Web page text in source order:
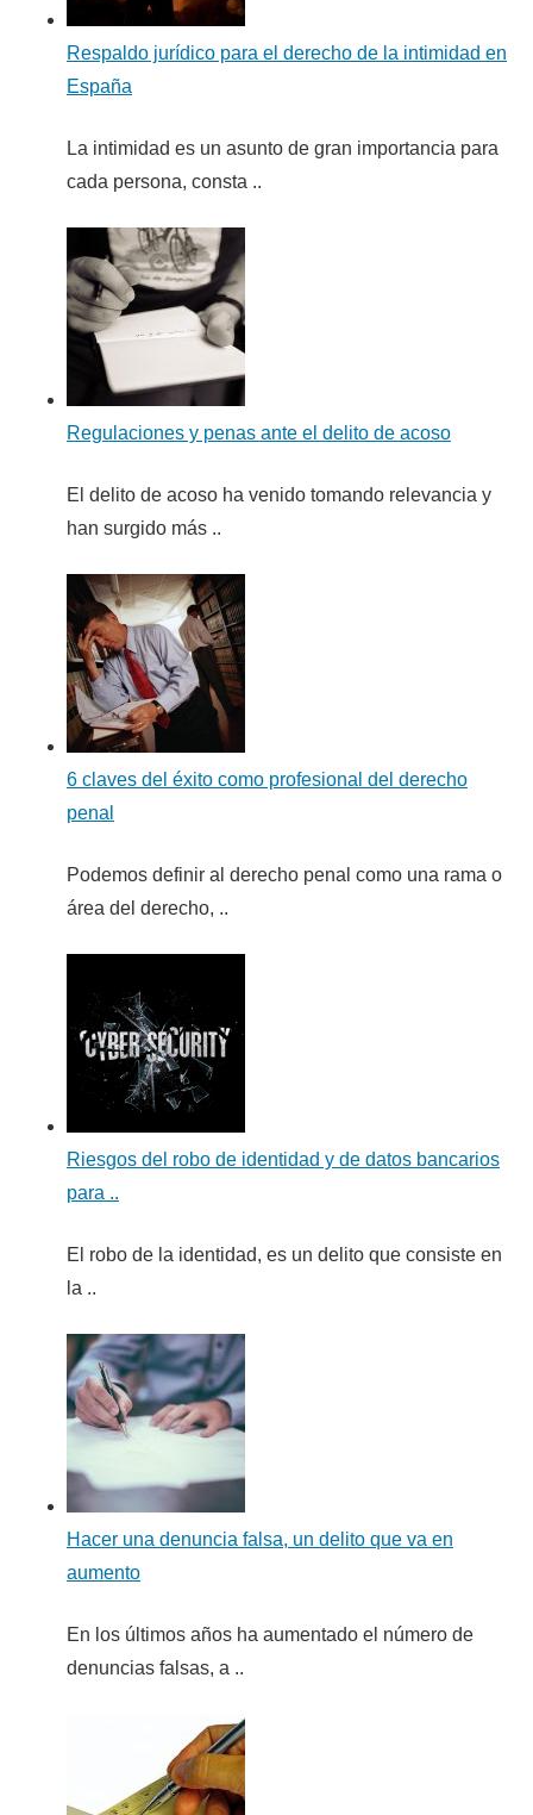
Respaldo jurídico para el derecho de la intimidad en
España
La intimidad es un asunto de gran importancia para
cada persona, consta ..
Regulaciones y penas ante el delito de acoso
El delito de acoso ha venido tomando relevancia y
han surgido más ..
6 claves del éxito como profesional del derecho
penal
Podemos definir al derecho penal como una rama o
área del derecho, ..
Riesgos del robo de identidad y de datos bancarios
para ..
El robo de la identidad, es un delito que consiste en
la ..
Hacer una denuncia falsa, un delito que va en
aumento
En los últimos años ha aumentado el número de
denuncias falsas, a ..